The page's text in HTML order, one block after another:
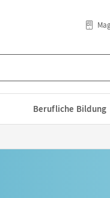
Berufliche Bildung